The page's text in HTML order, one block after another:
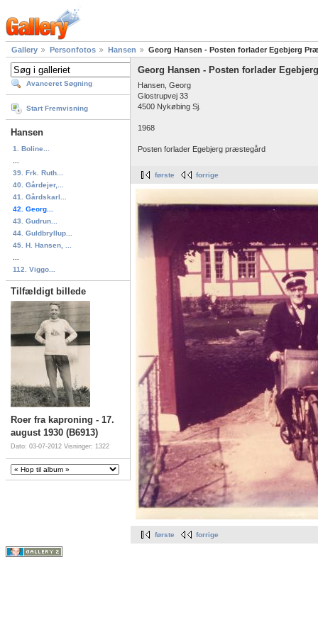
Gallery Personfotos Hansen Georg Hansen - Posten forlader Egebjerg
Avanceret Søgning
Start Fremvisning
Hansen
1. Boline...
39. Frk. Ruth...
40. Gårdejer,...
41. Gårdskarl...
42. Georg...
43. Gudrun...
44. Guldbryllup...
45. H. Hansen, ...
112. Viggo...
Tilfældigt billede
Roer fra kaproning - 17.
august 1930 (B6913)
Dato: 03-07-2012 Visninger: 1322
Georg Hansen - Posten forlader
Hansen, Georg
Glostrupvej 33
4500 Nykøbing Sj.
1968
Posten forlader Egebjerg præstegård
første forrige
første forrige